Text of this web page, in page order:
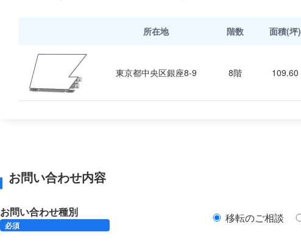
所在地 階数 面積(坪)
東京都中央区銀座8-9 8階 109.60
お問い合わせ内容
お問い合わせ種別
必須
移転のご相談